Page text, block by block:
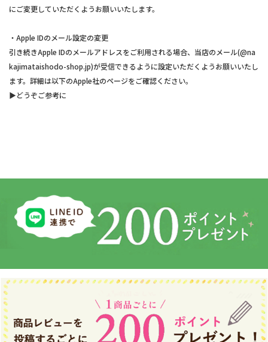
にご変更していただくようお願いいたします。
・Apple IDのメール設定の変更
引き続きApple IDのメールアドレスをご利用される場合、当店のメール(@na
kajimataishodo-shop.jp)が受信できるように設定いただくようお願いいたし
ます。詳細は以下のApple社のページをご確認ください。
▶︎どうぞご参考に